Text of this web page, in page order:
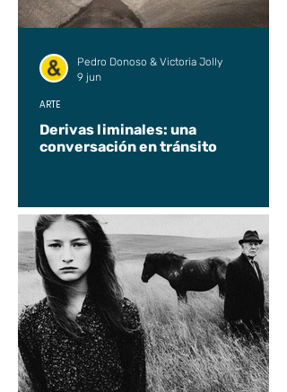
Derivas liminales: una
conversación en tránsito
ARTE
Pedro Donoso & Victoria Jolly
9 jun